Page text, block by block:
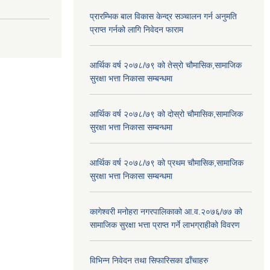
प्रारम्भिक बाल विकास केन्द्र सञ्चालन गर्न अनुमति
प्राप्त गर्नको लागि निवेदन फाराम
आर्थिक वर्ष २०७८/७९ को तेस्रो चौमासिक,सामाजिक
सुरक्षा भत्ता निकासा सम्बन्धमा
आर्थिक वर्ष २०७८/७९ को दोस्रो चौमासिक,सामाजिक
सुरक्षा भत्ता निकासा सम्बन्धमा
आर्थिक वर्ष २०७८/७९ को प्रथम चौमासिक,सामाजिक
सुरक्षा भत्ता निकासा सम्बन्धमा
कागेश्वरी मनोहरा नगरपालिकाको आ.व.२०७६/७७ को
सामाजिक सुरक्षा भत्ता प्राप्त गर्ने लाभग्राहीको विवरण
विभिन्न निवेदन तथा सिफारिसका ढाँचाहरु